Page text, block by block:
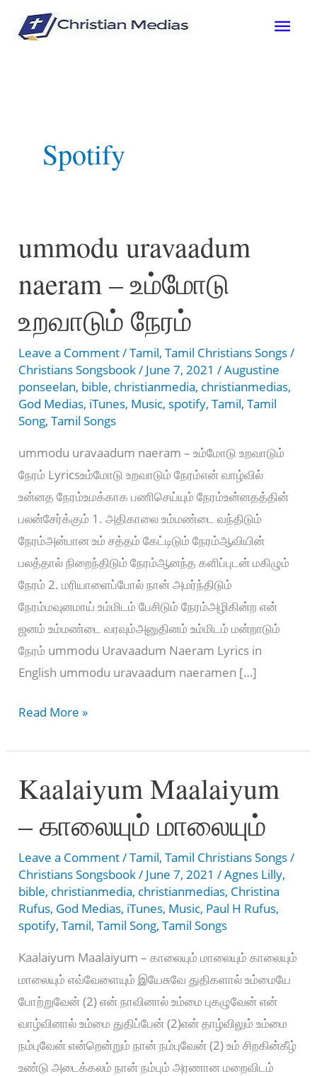
Spotify
ummodu uravaadum
naeram – உம்மோடு
உறவாடும் நேரம்
Leave a Comment/Tamil,Tamil Christians Songs/
Christians Songsbook/ June 7, 2021/Augustine
ponseelan, bible, christianmedia, christianmedias,
God Medias, iTunes, Music, spotify,Tamil,Tamil
Song,Tamil Songs
ummodu uravaadum naeram – உம்மோடு உறவாடும்
நேரம் Lyricsஉம்மோடு உறவாடும் நேரம்என் வாழ்வில்
உன்னத நேரம்உமக்காக பணிசெய்யும் நேரம்உன்னதத்தின்
பலன்சேர்க்கும் 1. அதிகாலை உம்மண்டை வந்திடும்
நேரம்அன்பான உம் சத்தம் கேட்டிடும் நேரம்ஆவியின்
பலத்தால் நிறைந்திடும் நேரம்ஆனந்த களிப்புடன் மகிழும்
நேரம் 2. மரியாளைப்போல் நான் அமர்ந்திடும்
நேரம்மவுனமாய் உம்மிடம் பேசிடும் நேரம்அழிகின்ற என்
ஜனம் உம்மண்டை வரவும்அனுதினம் உம்மிடம் மன்றாடும்
நேரம் ummodu Uravaadum Naeram Lyrics in
English ummodu uravaadum naeramen […]
ummodu
naeram
–
உம்மோடு
உறவாடும்
Read More »
Kaalaiyum Maalaiyum
– காலையும் மாலையும்
Leave a Comment/Tamil,Tamil Christians Songs/
Christians Songsbook/ June 7, 2021/Agnes Lilly,
bible, christianmedia, christianmedias, Christina
Rufus, God Medias, iTunes, Music, Paul H Rufus,
spotify,Tamil,Tamil Song,Tamil Songs
Kaalaiyum Maalaiyum – காலையும் மாலையும் காலையும்
மாலையும் எவ்வேளையும் இயேசுவே துதிகளால் உம்மையே
போற்றுவேன் (2) என் நாவினால் உம்மை புகழுவேன் என்
வாழ்வினால் உம்மை துதிப்பேன் (2)என் தாழ்விலும் உம்மை
நம்புவேன் என்றென்றும் நான் நம்புவேன் (2) உம் சிறகின்கீழ்
உண்டு அடைக்கலம் நான் நம்பும் அரணான மறைவிடம்